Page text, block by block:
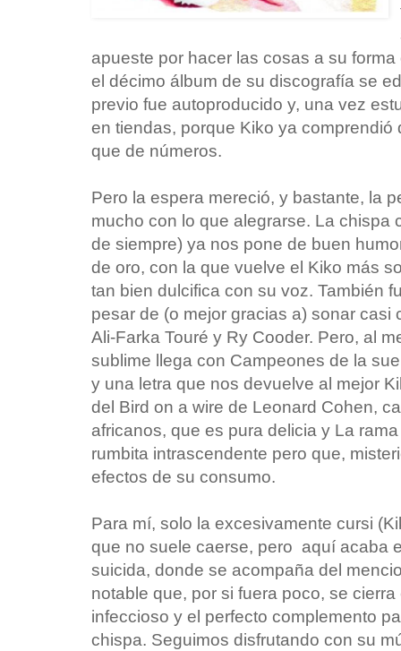
apueste por hacer las cosas a su
el décimo álbum de su discografía se
previo fue autoproducido y, una vez
en tiendas, porque Kiko ya
que de números.
Pero la espera mereció, y bastante, la
mucho con lo que alegrarse. La chispa
de siempre) ya nos pone de buen
de oro, con la que vuelve el Kiko más
tan bien dulcifica con su voz. También
pesar de (o mejor gracias a) sonar
Ali-Farka Touré y Ry Cooder. Pero, al
sublime llega con Campeones de la
y una letra que nos devuelve al mejor
del Bird on a wire de Leonard Cohen,
africanos, que es pura delicia y La
rumbita intrascendente pero que,
efectos de su consumo.
Para mí, solo la excesivamente cursi
que no suele caerse, pero aquí acaba
suicida, donde se acompaña del
notable que, por si fuera poco, se
infeccioso y el perfecto complemento
chispa. Seguimos disfrutando con su